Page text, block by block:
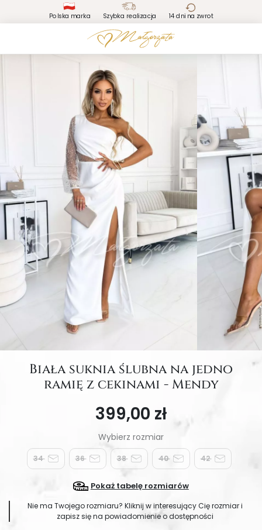
Polska marka Szybka realizacja 14 dni na zwrot
Biała suknia ślubna na jedno
ramię z cekinami - Mendy
399,00 zł
34 36 38 40 42
Pokaż tabelę rozmiarów
Nie ma Twojego rozmiaru? Kliknij w interesujący Cię rozmiar i
zapisz się na powiadomienie o dostępności